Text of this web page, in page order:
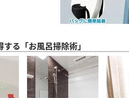
る「お風呂掃除術」